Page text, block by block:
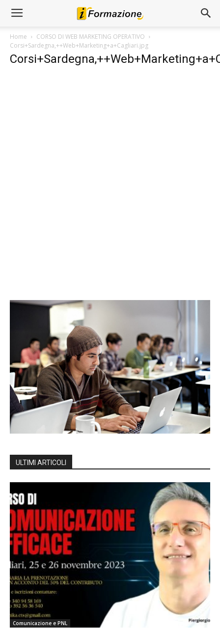
Home
CORSO DI WEB MARKETING OPERATIVO
Corsi+Sardegna,++Web+Marketing+a+Cagliari.jpg
ULTIMI ARTICOLI
Comunicazione e PNL